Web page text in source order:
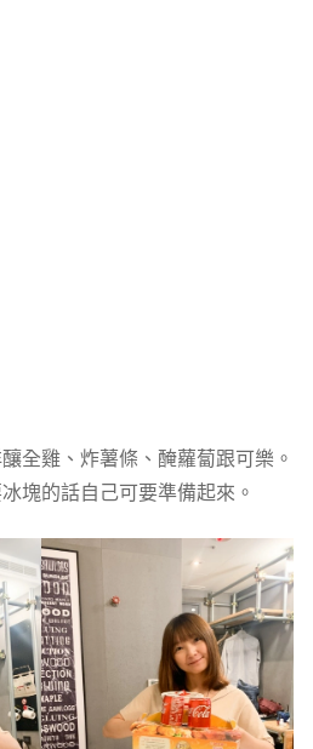
全雞、炸薯條、醃蘿蔔跟可樂。
塊的話自己可要準備起來。